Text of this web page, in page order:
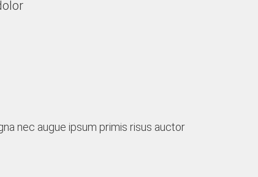
nec augue ipsum primis risus auctor